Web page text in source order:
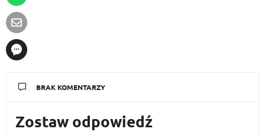
BRAK KOMENTARZY
Zostaw odpowiedź